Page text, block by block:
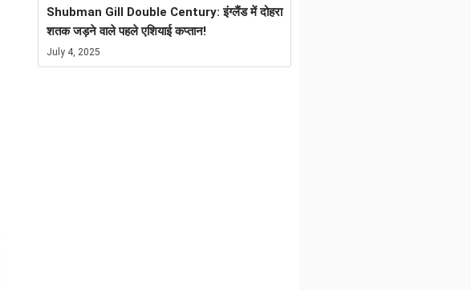
Shubman Gill Double Century: इंग्लैंड में दोहरा
शतक जड़ने वाले पहले एशियाई कप्तान!
July 4, 2025